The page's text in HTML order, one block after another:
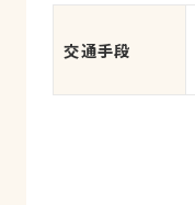
交通手段